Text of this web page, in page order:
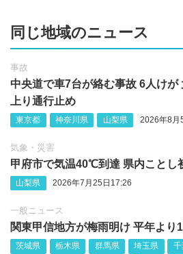
同じ地域のニュース
事故
中央道で車7台が絡む事故 6人けが
上り通行止め
東京都 神奈川県 山梨県 2026年8月
気象・災害
甲府市で気温40℃到達 県内ことし
山梨県 2026年7月25日17:26
一般ニュース
関東甲信地方が梅雨明け 平年より
茨城県 栃木県 群馬県 埼玉県
千